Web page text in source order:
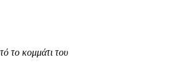
το κομμάτι του